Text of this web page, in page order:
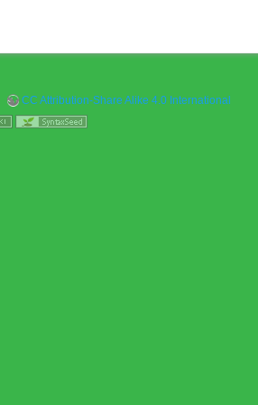
CC Attribution-Share Alike 4.0 International